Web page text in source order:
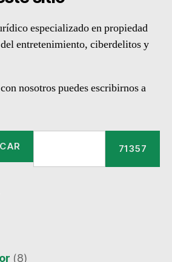
especializado en propiedad
entretenimiento, ciberdelitos y
nosotros puedes escribirnos a
(8)